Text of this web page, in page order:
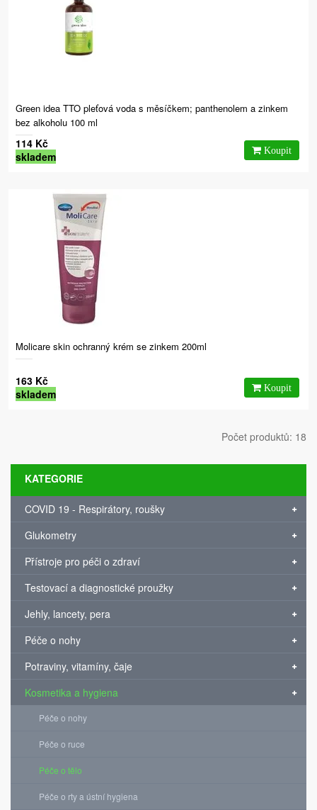
Green idea TTO pleťová voda s měsíčkem; panthenolem a zinkem
bez alkoholu 100 ml
114 Kč
skladem
Molicare skin ochranný krém se zinkem 200ml
163 Kč
skladem
Počet produktů: 18
KATEGORIE
COVID 19 - Respirátory, roušky
Glukometry
Přístroje pro péči o zdraví
Testovací a diagnostické proužky
Jehly, lancety, pera
Péče o nohy
Potraviny, vitamíny, čaje
Kosmetika a hygiena
Péče o nohy
Péče o ruce
Péče o tělo
Péče o rty a ústní hygiena